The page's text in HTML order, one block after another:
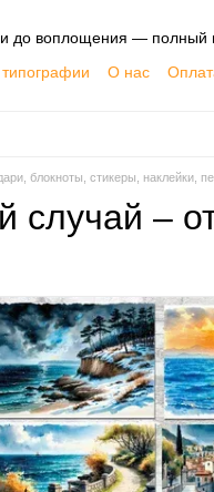
до воплощения — полный
типографии
О нас
блокноты, стикеры, наклейки,
случай –